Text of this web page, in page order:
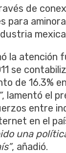
de
para
la atención
se
de 16.3%
, lamentó el
entre
en el
una
, añadió.